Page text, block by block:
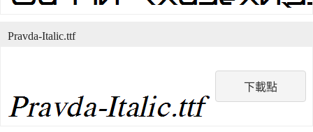
下載點
Pravda-Italic.ttf